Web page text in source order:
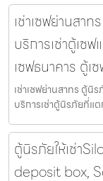
เช่าเซฟย่านสา
บริการเช่าตู้เซ
เซฟธนาคาร ตู้เ
เช่าเซฟย่านสาทร ตู้นิ
บริการเช่าตู้นิรภัยที่แ
ตู้นิรภัยให้เช่า
deposit box,